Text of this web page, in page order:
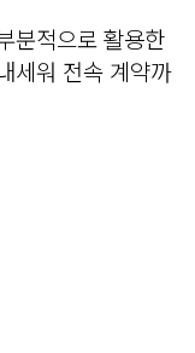
분적으로 활용한
세워 전속 계약까